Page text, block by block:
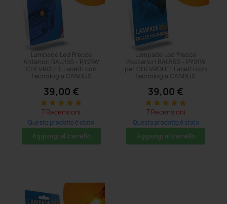
Lampade Led Frecce
Anteriori BAU15S - PY21W
CHEVROLET Lacetti con
Tecnologia CANBUS
39,00 €
star star star star star
7 Recensioni
Questo prodotto è stato
acquistato: 5 volte
Aggiungi al carrello
Lampade Led Frecce
Posteriori BAU15S - PY21W
per CHEVROLET Lacetti con
tecnologia CANBUS
39,00 €
star star star star star
7 Recensioni
Questo prodotto è stato
acquistato: 5 volte
Aggiungi al carrello